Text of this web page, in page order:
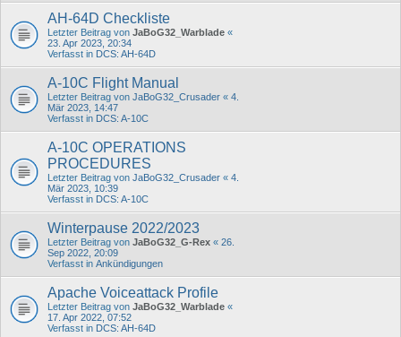
AH-64D Checkliste
Letzter Beitrag von JaBoG32_Warblade «
23. Apr 2023, 20:34
Verfasst in DCS: AH-64D
A-10C Flight Manual
Letzter Beitrag von JaBoG32_Crusader « 4.
Mär 2023, 14:47
Verfasst in DCS: A-10C
A-10C OPERATIONS
PROCEDURES
Letzter Beitrag von JaBoG32_Crusader « 4.
Mär 2023, 10:39
Verfasst in DCS: A-10C
Winterpause 2022/2023
Letzter Beitrag von JaBoG32_G-Rex « 26.
Sep 2022, 20:09
Verfasst in Ankündigungen
Apache Voiceattack Profile
Letzter Beitrag von JaBoG32_Warblade «
17. Apr 2022, 07:52
Verfasst in DCS: AH-64D